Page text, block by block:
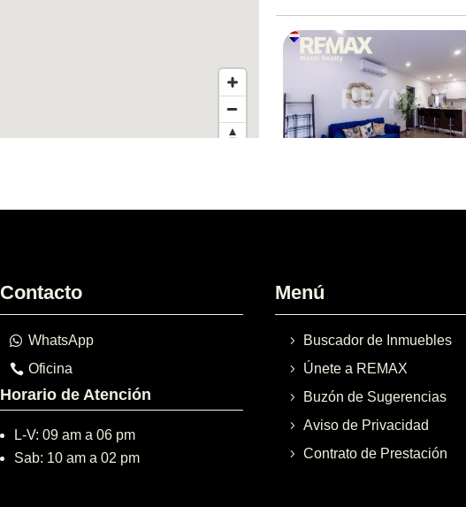
Contacto
WhatsApp
Oficina
Horario de Atención
L-V: 09 am a 06 pm
Sab: 10 am a 02 pm
Menú
Buscador de Inmuebles
Únete a REMAX
Buzón de Sugerencias
Aviso de Privacidad
Contrato de Prestación